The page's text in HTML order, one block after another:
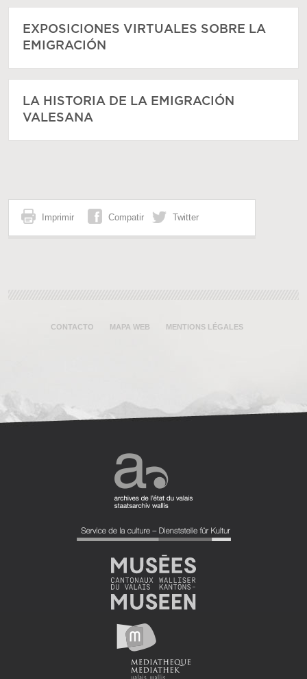
EXPOSICIONES VIRTUALES SOBRE LA
EMIGRACIÓN
LA HISTORIA DE LA EMIGRACIÓN
VALESANA
Imprimir Compatir Twitter
CONTACTO MAPA WEB MENTIONS LÉGALES